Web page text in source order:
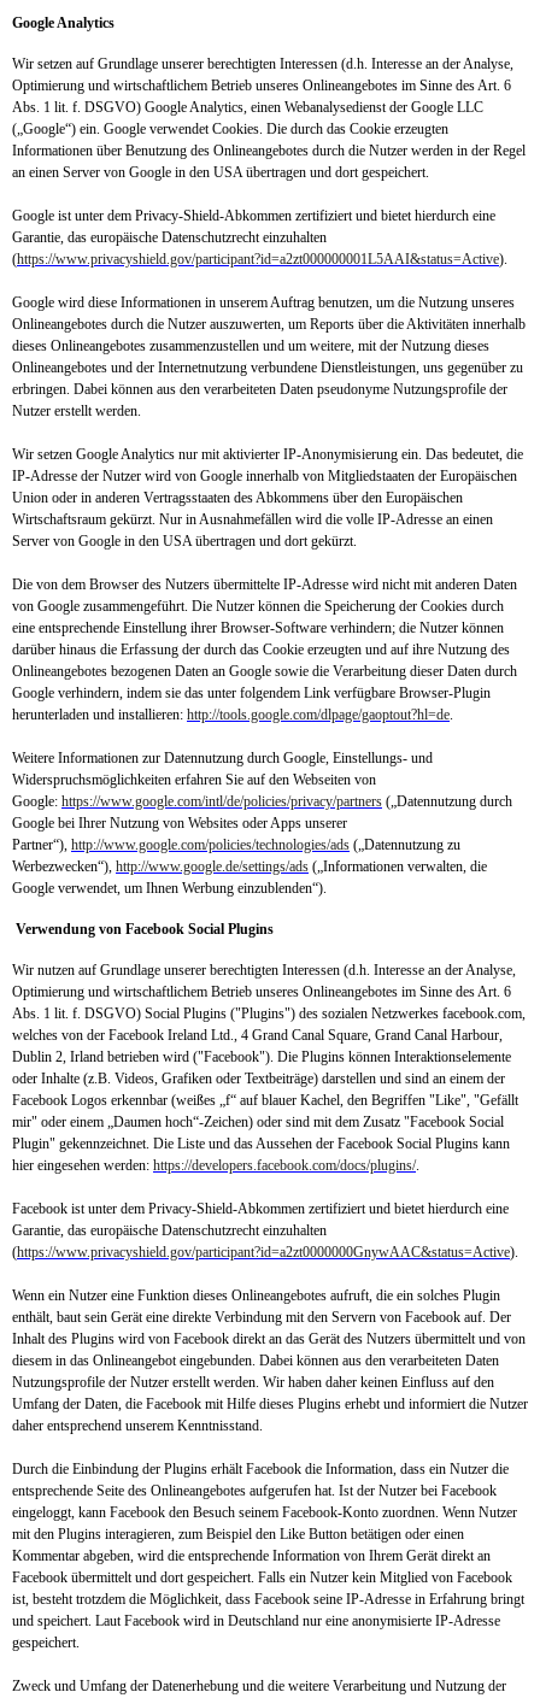
Google Analytics
Wir setzen auf Grundlage unserer berechtigten Interessen (d.h. Interesse an der Analyse,
Optimierung und wirtschaftlichem Betrieb unseres Onlineangebotes im Sinne des Art. 6
Abs. 1 lit. f. DSGVO) Google Analytics, einen Webanalysedienst der Google LLC
(„Google“) ein. Google verwendet Cookies. Die durch das Cookie erzeugten
Informationen über Benutzung des Onlineangebotes durch die Nutzer werden in der Regel
an einen Server von Google in den USA übertragen und dort gespeichert.
Google ist unter dem Privacy-Shield-Abkommen zertifiziert und bietet hierdurch eine
Garantie, das europäische Datenschutzrecht einzuhalten
(https://www.privacyshield.gov/participant?id=a2zt000000001L5AAI&status=Active).
Google wird diese Informationen in unserem Auftrag benutzen, um die Nutzung unseres
Onlineangebotes durch die Nutzer auszuwerten, um Reports über die Aktivitäten innerhalb
dieses Onlineangebotes zusammenzustellen und um weitere, mit der Nutzung dieses
Onlineangebotes und der Internetnutzung verbundene Dienstleistungen, uns gegenüber zu
erbringen. Dabei können aus den verarbeiteten Daten pseudonyme Nutzungsprofile der
Nutzer erstellt werden.
Wir setzen Google Analytics nur mit aktivierter IP-Anonymisierung ein. Das bedeutet, die
IP-Adresse der Nutzer wird von Google innerhalb von Mitgliedstaaten der Europäischen
Union oder in anderen Vertragsstaaten des Abkommens über den Europäischen
Wirtschaftsraum gekürzt. Nur in Ausnahmefällen wird die volle IP-Adresse an einen
Server von Google in den USA übertragen und dort gekürzt.
Die von dem Browser des Nutzers übermittelte IP-Adresse wird nicht mit anderen Daten
von Google zusammengeführt. Die Nutzer können die Speicherung der Cookies durch
eine entsprechende Einstellung ihrer Browser-Software verhindern; die Nutzer können
darüber hinaus die Erfassung der durch das Cookie erzeugten und auf ihre Nutzung des
Onlineangebotes bezogenen Daten an Google sowie die Verarbeitung dieser Daten durch
Google verhindern, indem sie das unter folgendem Link verfügbare Browser-Plugin
herunterladen und installieren: http://tools.google.com/dlpage/gaoptout?hl=de.
Weitere Informationen zur Datennutzung durch Google, Einstellungs- und
Widerspruchsmöglichkeiten erfahren Sie auf den Webseiten von
Google: https://www.google.com/intl/de/policies/privacy/partners („Datennutzung durch
Google bei Ihrer Nutzung von Websites oder Apps unserer
Partner“), http://www.google.com/policies/technologies/ads („Datennutzung zu
Werbezwecken“), http://www.google.de/settings/ads („Informationen verwalten, die
Google verwendet, um Ihnen Werbung einzublenden“).
Verwendung von Facebook Social Plugins
Wir nutzen auf Grundlage unserer berechtigten Interessen (d.h. Interesse an der Analyse,
Optimierung und wirtschaftlichem Betrieb unseres Onlineangebotes im Sinne des Art. 6
Abs. 1 lit. f. DSGVO) Social Plugins ("Plugins") des sozialen Netzwerkes facebook.com,
welches von der Facebook Ireland Ltd., 4 Grand Canal Square, Grand Canal Harbour,
Dublin 2, Irland betrieben wird ("Facebook"). Die Plugins können Interaktionselemente
oder Inhalte (z.B. Videos, Grafiken oder Textbeiträge) darstellen und sind an einem der
Facebook Logos erkennbar (weißes „f“ auf blauer Kachel, den Begriffen "Like", "Gefällt
mir" oder einem „Daumen hoch“-Zeichen) oder sind mit dem Zusatz "Facebook Social
Plugin" gekennzeichnet. Die Liste und das Aussehen der Facebook Social Plugins kann
hier eingesehen werden: https://developers.facebook.com/docs/plugins/.
Facebook ist unter dem Privacy-Shield-Abkommen zertifiziert und bietet hierdurch eine
Garantie, das europäische Datenschutzrecht einzuhalten
(https://www.privacyshield.gov/participant?id=a2zt0000000GnywAAC&status=Active).
Wenn ein Nutzer eine Funktion dieses Onlineangebotes aufruft, die ein solches Plugin
enthält, baut sein Gerät eine direkte Verbindung mit den Servern von Facebook auf. Der
Inhalt des Plugins wird von Facebook direkt an das Gerät des Nutzers übermittelt und von
diesem in das Onlineangebot eingebunden. Dabei können aus den verarbeiteten Daten
Nutzungsprofile der Nutzer erstellt werden. Wir haben daher keinen Einfluss auf den
Umfang der Daten, die Facebook mit Hilfe dieses Plugins erhebt und informiert die Nutzer
daher entsprechend unserem Kenntnisstand.
Durch die Einbindung der Plugins erhält Facebook die Information, dass ein Nutzer die
entsprechende Seite des Onlineangebotes aufgerufen hat. Ist der Nutzer bei Facebook
eingeloggt, kann Facebook den Besuch seinem Facebook-Konto zuordnen. Wenn Nutzer
mit den Plugins interagieren, zum Beispiel den Like Button betätigen oder einen
Kommentar abgeben, wird die entsprechende Information von Ihrem Gerät direkt an
Facebook übermittelt und dort gespeichert. Falls ein Nutzer kein Mitglied von Facebook
ist, besteht trotzdem die Möglichkeit, dass Facebook seine IP-Adresse in Erfahrung bringt
und speichert. Laut Facebook wird in Deutschland nur eine anonymisierte IP-Adresse
gespeichert.
Zweck und Umfang der Datenerhebung und die weitere Verarbeitung und Nutzung der